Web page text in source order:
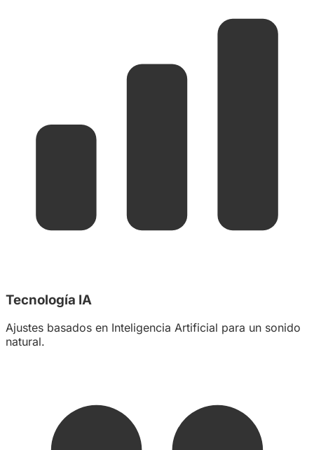
Tecnología IA
Ajustes basados en Inteligencia Artificial para un sonido
natural.